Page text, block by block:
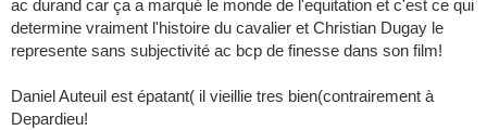
ac durand car ça a marqué le monde de l'equitation et c'est ce qui
determine vraiment l'histoire du cavalier et Christian Dugay le
represente sans subjectivité ac bcp de finesse dans son film!
Daniel Auteuil est épatant( il vieillie tres bien(contrairement à
Depardieu!